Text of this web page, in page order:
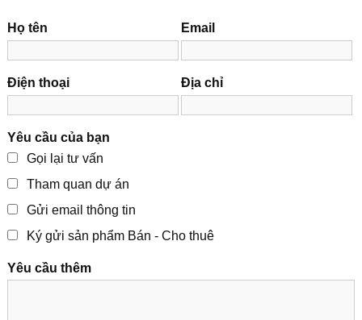
Họ tên Email
Điện thoại Địa chỉ
Yêu cầu của bạn
Gọi lại tư vấn
Tham quan dự án
Gửi email thông tin
Ký gửi sản phẩm Bán - Cho thuê
Yêu cầu thêm